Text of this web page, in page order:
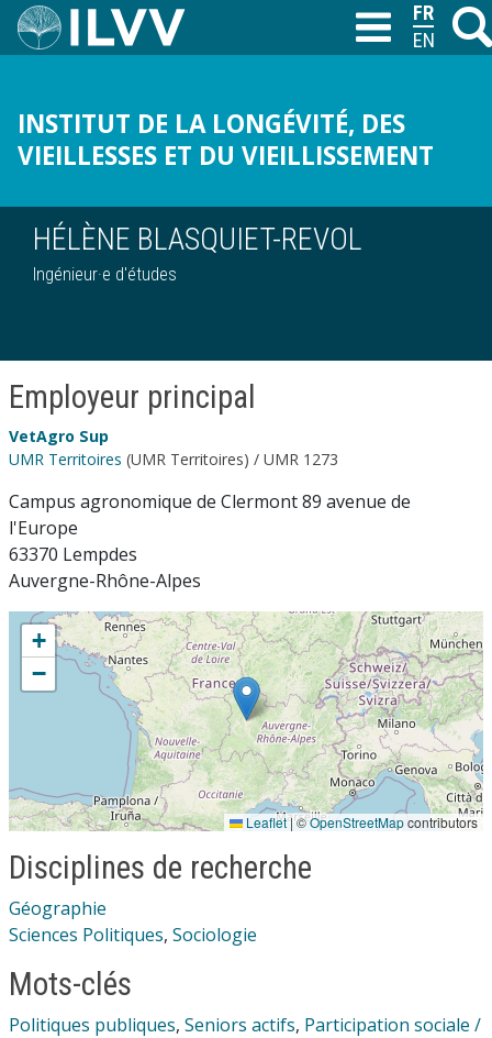
Aller
au
M
INSTITUT DE LA LONGÉVITÉ, DES
VIEILLESSES ET DU VIEILLISSEMENT
T
HÉLÈNE BLASQUIET-REVOL
Ingénieur·e d'études
Employeur principal
VetAgro Sup
UMR Territoires (UMR Territoires) / UMR 1273
Campus agronomique de Clermont 89 avenue de
l'Europe
63370 Lempdes
Auvergne-Rhône-Alpes
+
−
Leaflet|©OpenStreetMapcontributors
Disciplines de recherche
Géographie
Sciences Politiques, Sociologie
Mots-clés
Politiques publiques, Seniors actifs, Participation sociale /
ENGLISH